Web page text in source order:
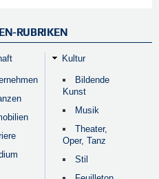
RUBRIKEN
Kultur
Bildende
Kunst
Musik
Theater,
Oper, Tanz
Stil